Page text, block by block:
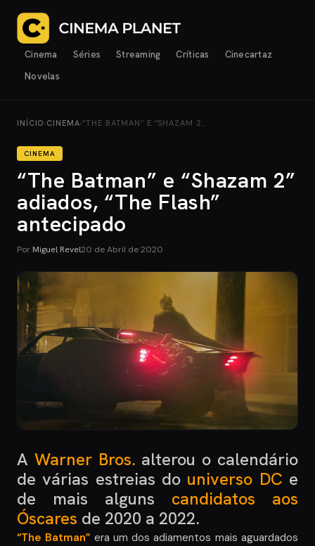
Cinema Séries Streaming Críticas
Cinecartaz
Novelas
INÍCIO› CINEMA›“THE BATMAN” E “SHAZAM 2…
CINEMA
“The Batman” e “Shazam 2”
adiados, “The Flash”
antecipado
Por Miguel Revel20 de Abril de 2020
A Warner Bros. alterou o calendário
de várias estreias do universo DC e
de mais alguns candidatos aos
Óscares de 2020 a 2022.
“The Batman” era um dos adiamentos mais aguardados